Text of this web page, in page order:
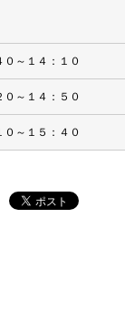
０～１４：１０
０～１４：５０
０～１５：４０